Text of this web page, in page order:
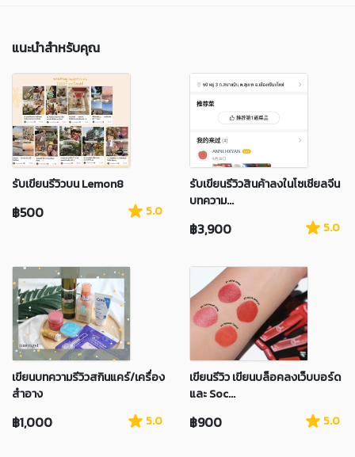
แนะนำสำหรับคุณ
รับเขียนรีวิวบน Lemon8
฿500 5.0
รับเขียนรีวิวสินค้าลงในโซเชียลจีน
บทความ...
฿3,900 5.0
เขียนบทความรีวิวสกินแคร์/เครื่อง
สำอาง
฿1,000 5.0
เขียนรีวิว เขียนบล็อคลงเว็บบอร์ด
และ Soc...
฿900 5.0